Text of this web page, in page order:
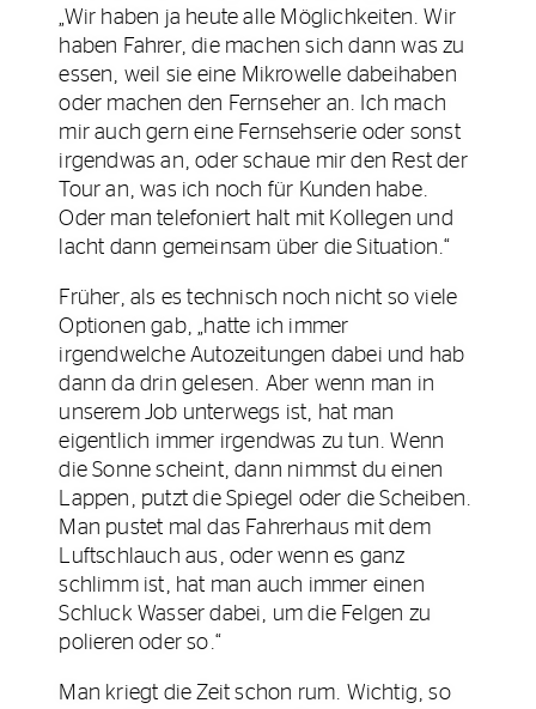
„Wir haben ja heute alle Möglichkeiten. Wir
haben Fahrer, die machen sich dann was zu
essen, weil sie eine Mikrowelle dabeihaben
oder machen den Fernseher an. Ich mach
mir auch gern eine Fernsehserie oder sonst
irgendwas an, oder schaue mir den Rest der
Tour an, was ich noch für Kunden habe.
Oder man telefoniert halt mit Kollegen und
lacht dann gemeinsam über die Situation.“
Früher, als es technisch noch nicht so viele
Optionen gab, „hatte ich immer
irgendwelche Autozeitungen dabei und hab
dann da drin gelesen. Aber wenn man in
unserem Job unterwegs ist, hat man
eigentlich immer irgendwas zu tun. Wenn
die Sonne scheint, dann nimmst du einen
Lappen, putzt die Spiegel oder die Scheiben.
Man pustet mal das Fahrerhaus mit dem
Luftschlauch aus, oder wenn es ganz
schlimm ist, hat man auch immer einen
Schluck Wasser dabei, um die Felgen zu
polieren oder so.“
Man kriegt die Zeit schon rum. Wichtig, so